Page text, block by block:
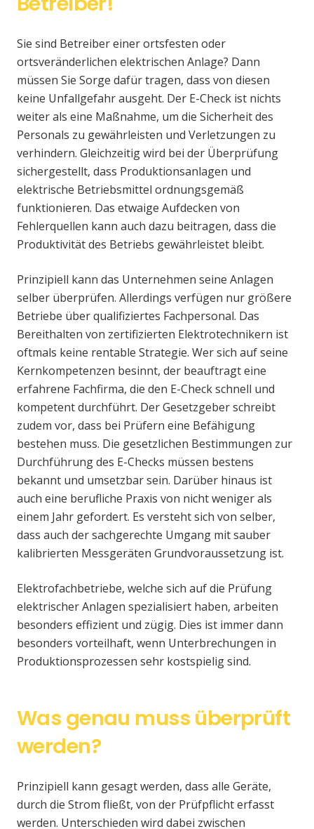
Sie sind Betreiber einer ortsfesten oder
ortsveränderlichen elektrischen Anlage? Dann
müssen Sie Sorge dafür tragen, dass von diesen
keine Unfallgefahr ausgeht. Der E-Check ist nichts
weiter als eine Maßnahme, um die Sicherheit des
Personals zu gewährleisten und Verletzungen zu
verhindern. Gleichzeitig wird bei der Überprüfung
sichergestellt, dass Produktionsanlagen und
elektrische Betriebsmittel ordnungsgemäß
funktionieren. Das etwaige Aufdecken von
Fehlerquellen kann auch dazu beitragen, dass die
Produktivität des Betriebs gewährleistet bleibt.
Prinzipiell kann das Unternehmen seine Anlagen
selber überprüfen. Allerdings verfügen nur größere
Betriebe über qualifiziertes Fachpersonal. Das
Bereithalten von zertifizierten Elektrotechnikern ist
oftmals keine rentable Strategie. Wer sich auf seine
Kernkompetenzen besinnt, der beauftragt eine
erfahrene Fachfirma, die den E-Check schnell und
kompetent durchführt. Der Gesetzgeber schreibt
zudem vor, dass bei Prüfern eine Befähigung
bestehen muss. Die gesetzlichen Bestimmungen zur
Durchführung des E-Checks müssen bestens
bekannt und umsetzbar sein. Darüber hinaus ist
auch eine berufliche Praxis von nicht weniger als
einem Jahr gefordert. Es versteht sich von selber,
dass auch der sachgerechte Umgang mit sauber
kalibrierten Messgeräten Grundvoraussetzung ist.
Elektrofachbetriebe, welche sich auf die Prüfung
elektrischer Anlagen spezialisiert haben, arbeiten
besonders effizient und zügig. Dies ist immer dann
besonders vorteilhaft, wenn Unterbrechungen in
Produktionsprozessen sehr kostspielig sind.
Was genau muss überprüft
werden?
Prinzipiell kann gesagt werden, dass alle Geräte,
durch die Strom fließt, von der Prüfpflicht erfasst
werden. Unterschieden wird dabei zwischen